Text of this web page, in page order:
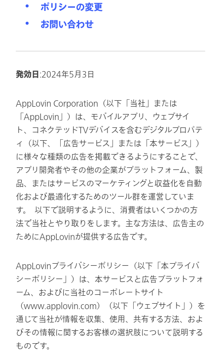
ポリシーの変更
お問い合わせ
発効日:2024年5月3日
AppLovin Corporation（以下「当社」または
「AppLovin」）は、モバイルアプリ、ウェブサイ
ト、コネクテッドTVデバイスを含むデジタルプロパテ
ィ（以下、「広告サービス」または「本サービス」）
に様々な種類の広告を掲載できるようにすることで、
アプリ開発者やその他の企業がプラットフォーム、製
品、またはサービスのマーケティングと収益化を自動
化および最適化するためのツール群を運営していま
す。 以下で説明するように、消費者はいくつかの方
法で当社とやり取りをします。主な方法は、広告主の
ためにAppLovinが提供する広告です。
AppLovinプライバシーポリシー（以下「本プライバ
シーポリシー」）は、本サービスと広告プラットフォ
ーム、およびに当社のコーポレートサイト
（www.applovin.com）（以下「ウェブサイト」）を
通じて当社が情報を収集、使用、共有する方法、およ
びその情報に関するお客様の選択肢について説明する
ものです。